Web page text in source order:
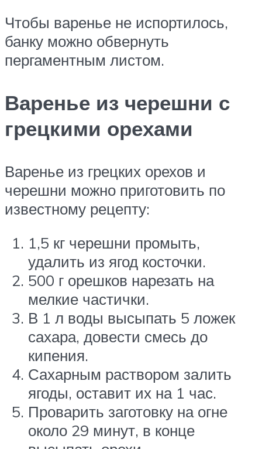
Чтобы варенье не испортилось,
банку можно обвернуть
пергаментным листом.
Варенье из черешни с
грецкими орехами
Варенье из грецких орехов и
черешни можно приготовить по
известному рецепту:
1,5 кг черешни промыть,
удалить из ягод косточки.
500 г орешков нарезать на
мелкие частички.
В 1 л воды высыпать 5 ложек
сахара, довести смесь до
кипения.
Сахарным раствором залить
ягоды, оставит их на 1 час.
Проварить заготовку на огне
около 29 минут, в конце